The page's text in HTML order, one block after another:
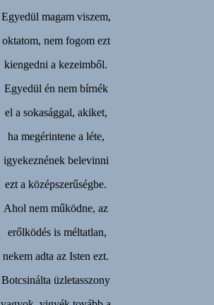
Egyedül magam viszem,
oktatom, nem fogom ezt
kiengedni a kezeimből.
Egyedül én nem bírnék
el a sokasággal, akiket,
ha megérintene a léte,
igyekeznének belevinni
ezt a középszerűségbe.
Ahol nem működne, az
erőlködés is méltatlan,
nekem adta az Isten ezt.
Botcsinálta üzletasszony